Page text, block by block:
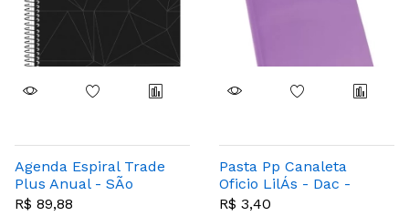
Agenda Espiral Trade
Plus Anual - SÃo
Domingos
R$ 89,88
Pasta Pp Canaleta
Oficio LilÁs - Dac -
819pp-li
R$ 3,40